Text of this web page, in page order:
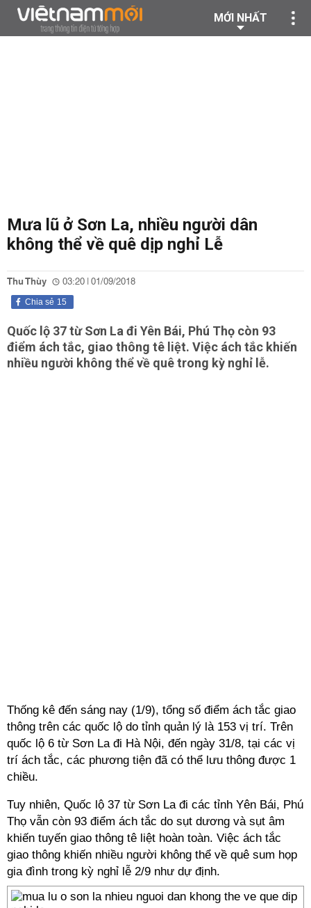
MỚI NHẤT
Mưa lũ ở Sơn La, nhiều người dân
không thể về quê dịp nghỉ Lễ
Thu Thùy 03:20 | 01/09/2018
15
Chia sẻ
Quốc lộ 37 từ Sơn La đi Yên Bái, Phú Thọ còn 93
điểm ách tắc, giao thông tê liệt. Việc ách tắc khiến
nhiều người không thể về quê trong kỳ nghỉ lễ.
Thống kê đến sáng nay (1/9), tổng số điểm ách tắc giao
thông trên các quốc lộ do tỉnh quản lý là 153 vị trí. Trên
quốc lộ 6 từ Sơn La đi Hà Nội, đến ngày 31/8, tại các vị
trí ách tắc, các phương tiện đã có thể lưu thông được 1
chiều.
Tuy nhiên, Quốc lộ 37 từ Sơn La đi các tỉnh Yên Bái, Phú
Thọ vẫn còn 93 điểm ách tắc do sụt dương và sụt âm
khiến tuyến giao thông tê liệt hoàn toàn. Việc ách tắc
giao thông khiến nhiều người không thể về quê sum họp
gia đình trong kỳ nghỉ lễ 2/9 như dự định.